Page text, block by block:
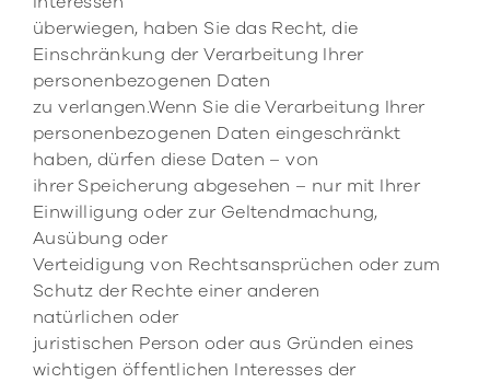
überwiegen, haben Sie das Recht, die
Einschränkung der Verarbeitung Ihrer
personenbezogenen Daten
zu verlangen.Wenn Sie die Verarbeitung Ihrer
personenbezogenen Daten eingeschränkt
haben, dürfen diese Daten – von
ihrer Speicherung abgesehen – nur mit Ihrer
Einwilligung oder zur Geltendmachung,
Ausübung oder
Verteidigung von Rechtsansprüchen oder zum
Schutz der Rechte einer anderen
natürlichen oder
juristischen Person oder aus Gründen eines
wichtigen öffentlichen Interesses der